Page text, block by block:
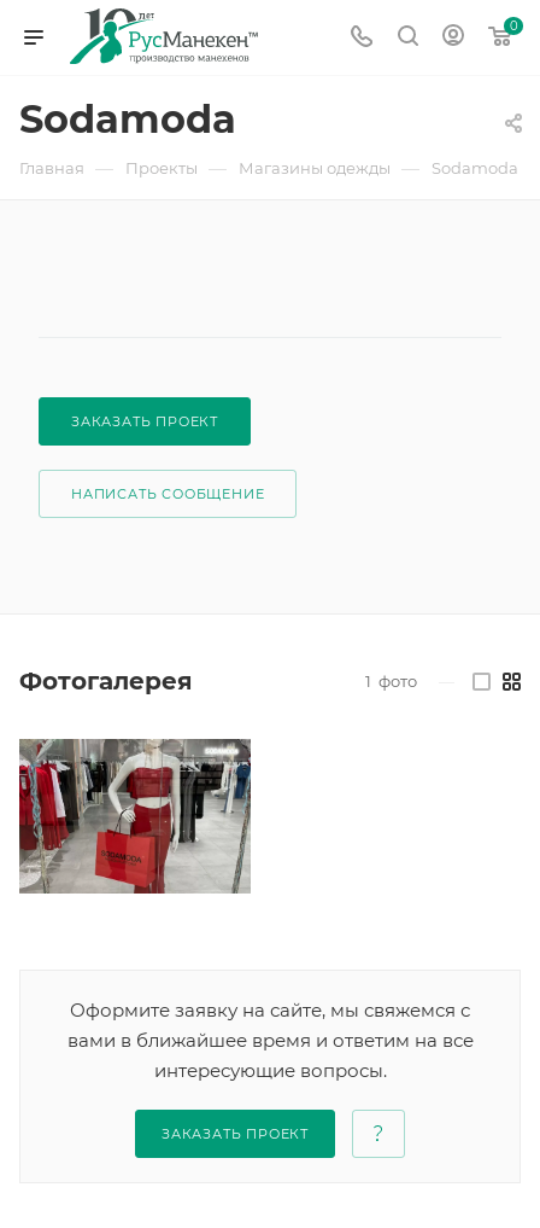
0
Sodamoda
Главная — Проекты — Магазины одежды — Sodamoda
ЗАКАЗАТЬ ПРОЕКТ
НАПИСАТЬ СООБЩЕНИЕ
Фотогалерея 1 фото
Оформите заявку на сайте, мы свяжемся с
вами в ближайшее время и ответим на все
интересующие вопросы.
ЗАКАЗАТЬ ПРОЕКТ